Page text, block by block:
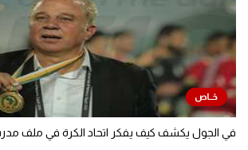
في الجول يكشف كيف يفكر اتحاد الكرة في ملف